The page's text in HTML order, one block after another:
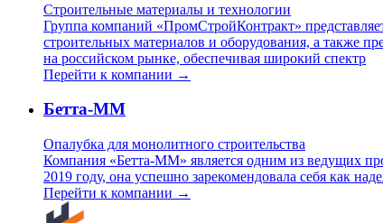
Строительные материалы и технологии
Группа компаний «ПромСтройКонтракт»
строительных материалов и оборудования, а также
на российском рынке, обеспечивая широкий спектр
Перейти к компании →
Бетта-ММ
Опалубка для монолитного строительства
Компания «Бетта-ММ» является одним из ведущих
2019 году, она успешно зарекомендовала себя как
Перейти к компании →